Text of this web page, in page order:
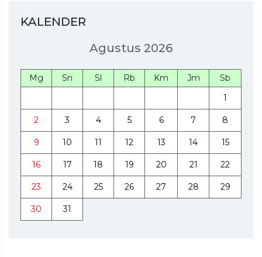
KALENDER
Agustus 2026
Mg Sn Sl Rb Km Jm
Sb
1
2 3 4 5 6 7 8
9 10 11 12 13 14 15
16 17 18 19 20 21 22
23 24 25 26 27 28 29
30 31